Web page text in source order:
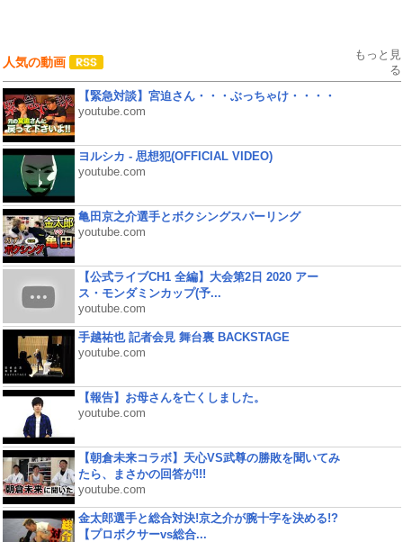
人気の動画
もっと見
る
【緊急対談】宮迫さん・・・ぶっちゃけ・・・・
youtube.com
ヨルシカ - 思想犯(OFFICIAL VIDEO)
youtube.com
亀田京之介選手とボクシングスパーリング
youtube.com
【公式ライブCH1 全編】大会第2日 2020 アー
ス・モンダミンカップ(予...
youtube.com
手越祐也 記者会見 舞台裏 BACKSTAGE
youtube.com
【報告】お母さんを亡くしました。
youtube.com
【朝倉未来コラボ】天心VS武尊の勝敗を聞いてみ
たら、まさかの回答が!!!
youtube.com
金太郎選手と総合対決!京之介が腕十字を決める!?
【プロボクサーvs総合...